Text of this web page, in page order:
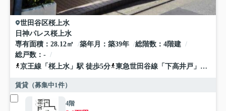
世田谷区桜上水
日神パレス桜上水
専有面積
28.12㎡ 築年月 築39年 総階数
4階建
総戸数
-
京王線 「 桜上水 」駅 徒歩5分 東急世田谷線 「 下高井戸 」駅 徒歩9分
賃貸（募集中1件）
4階